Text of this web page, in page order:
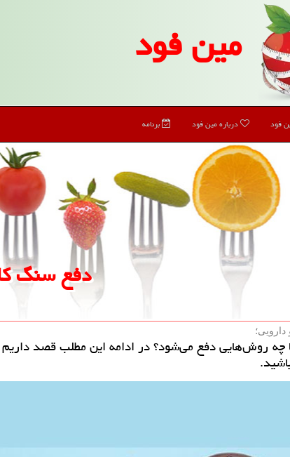
مین فود
فود درباره مین فود برنامه
دفع سنگ
چه روش‌هایی دفع می‌شود؟ در ادامه این مطلب قصد